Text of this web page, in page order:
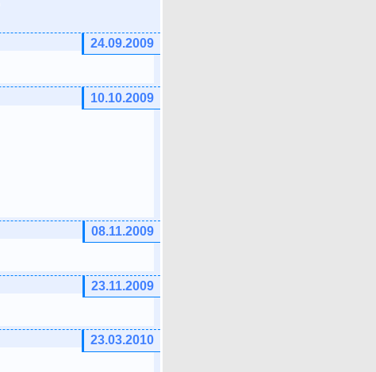
24.09.2009
10.10.2009
08.11.2009
23.11.2009
23.03.2010